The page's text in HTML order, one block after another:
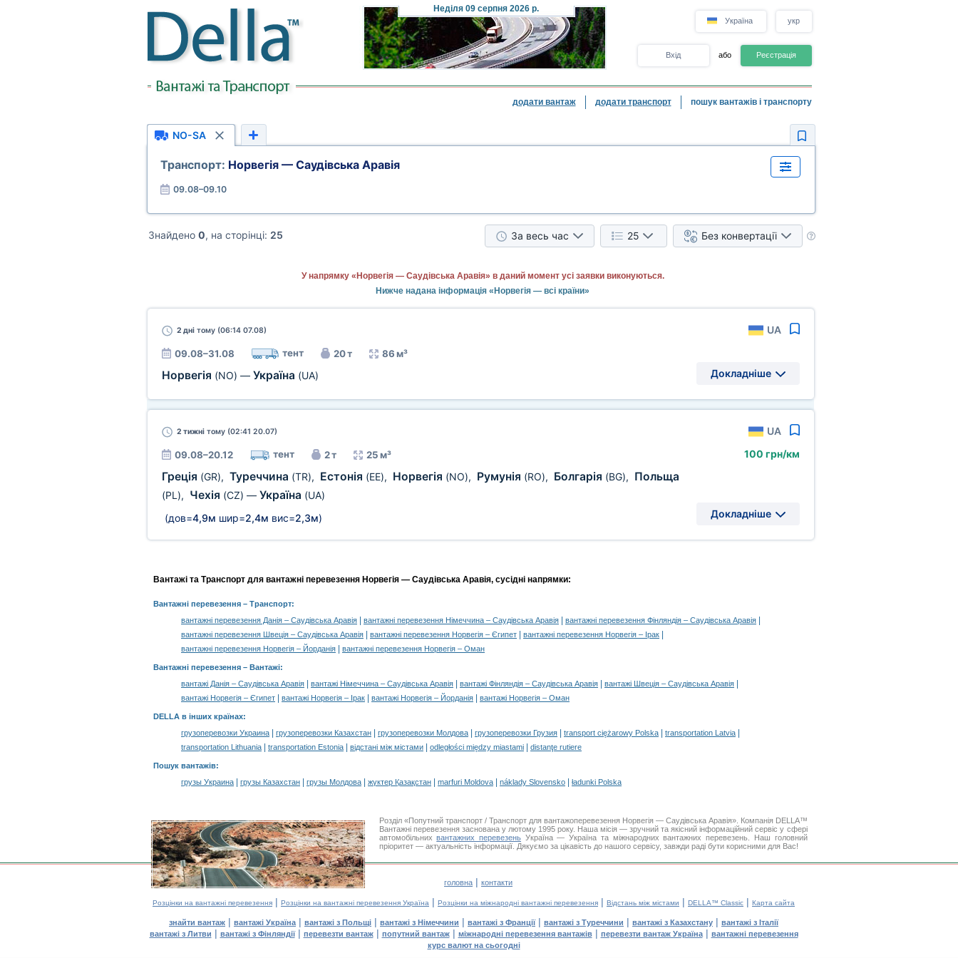
Неділя 09 серпня 2026 р.
Україна укр
Вхід або Реєстрація
додати вантаж додати транспорт пошук вантажів і транспорту
NO-SA
Транспорт: Норвегія — Саудівська Аравія
09.08–09.10
Знайдено 0, на сторінці: 25 За весь час 25 Без конвертації
У напрямку «Норвегія — Саудівська Аравія» в даний момент усі заявки виконуються.
Нижче надана інформація «Норвегія — всі країни»
2 днітому (06:14 07.08) UA
09.08–31.08 тент 20 т 86 м³
Норвегія (NO) — Україна (UA) Докладніше
2 тижнітому (02:41 20.07) UA
09.08–20.12 тент 2 т 25 м³
Греція (GR), Туреччина (TR), Естонія (EE), Норвегія (NO), Румунія (RO), Болгарія (BG), Польща
(PL), Чехія (CZ) — Україна (UA)
(дов=4,9м шир=2,4м вис=2,3м)
100 грн/км
Докладніше
Вантажі та Транспорт для вантажні перевезення Норвегія — Саудівська Аравія, сусідні напрямки:
Вантажні перевезення – Транспорт:
вантажні перевезення Данія – Саудівська Аравія
вантажні перевезення Німеччина – Саудівська Аравія вантажні перевезення Фінляндія – Саудівська Аравія
вантажні перевезення Швеція – Саудівська Аравія вантажні перевезення Норвегія – Єгипет вантажні перевезення Норвегія – Ірак
вантажні перевезення Норвегія – Йорданія вантажні перевезення Норвегія – Оман
Вантажні перевезення – Вантажі:
вантажі Данія – Саудівська Аравія
вантажі Німеччина – Саудівська Аравія вантажі Фінляндія – Саудівська Аравія вантажі Швеція – Саудівська Аравія
вантажі Норвегія – Єгипет вантажі Норвегія – Ірак вантажі Норвегія – Йорданія вантажі Норвегія – Оман
DELLA в інших країнах:
грузоперевозки Украина
грузоперевозки Казахстан грузоперевозки Молдова грузоперевозки Грузия transport ciężarowy Polska transportation Latvia
transportation Lithuania transportation Estonia відстані між містами odległości między miastami distanţe rutiere
Пошук вантажів:
грузы Украина
грузы Казахстан грузы Молдова жүктер Қазақстан marfuri Moldova náklady Slovensko ładunki Polska
Розділ «Попутний транспорт / Транспорт для вантажоперевезення Норвегія — Саудівська Аравія». Компанія DELLA™
Вантажні перевезення заснована у лютому 1995 року. Наша місія — зручний та якісний інформаційний сервіс у сфері
автомобільнихвантажних перевезеньУкраїна — Україна та міжнародних вантажних перевезень. Наш головний
пріоритет — актуальність інформації. Дякуємо за цікавість до нашого сервісу, завжди раді бути корисними для Вас!
головна | контакти
Розцінки на вантажні перевезення | Розцінки на вантажні перевезення Україна | Розцінки на міжнародні вантажні перевезення | Відстань між містами | DELLA™ Classic | Карта сайта
знайти вантаж | вантажі Україна | вантажі з Польщі | вантажі з Німеччини | вантажі з Франції| вантажі з Туреччини | вантажі з Казахстану | вантажі з Італії
вантажі з Литви | вантажі з Фінляндії| перевезти вантаж| попутний вантаж| міжнародні перевезення вантажів| перевезти вантаж Україна| вантажні перевезення
курс валют на сьогодні